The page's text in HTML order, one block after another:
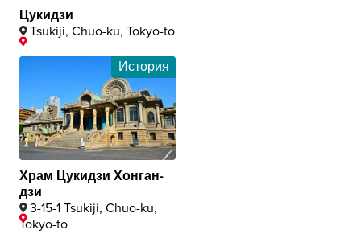
Цукидзи
Tsukiji, Chuo-ku, Tokyo-to
История
Храм Цукидзи Хонган-
дзи
3-15-1 Tsukiji, Chuo-ku,
Tokyo-to